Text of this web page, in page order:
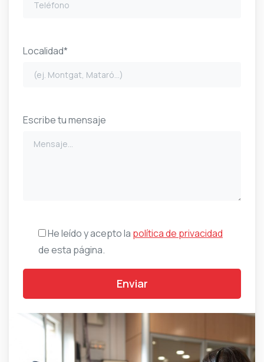
Localidad*
Escribe tu mensaje
He leído y acepto la política de privacidad
de esta página.